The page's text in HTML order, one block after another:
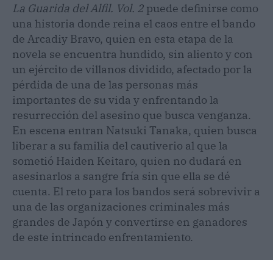
La Guarida del Alfil. Vol. 2 puede definirse como
una historia donde reina el caos entre el bando
de Arcadiy Bravo, quien en esta etapa de la
novela se encuentra hundido, sin aliento y con
un ejército de villanos dividido, afectado por la
pérdida de una de las personas más
importantes de su vida y enfrentando la
resurrección del asesino que busca venganza.
En escena entran Natsuki Tanaka, quien busca
liberar a su familia del cautiverio al que la
sometió Haiden Keitaro, quien no dudará en
asesinarlos a sangre fría sin que ella se dé
cuenta. El reto para los bandos será sobrevivir a
una de las organizaciones criminales más
grandes de Japón y convertirse en ganadores
de este intrincado enfrentamiento.